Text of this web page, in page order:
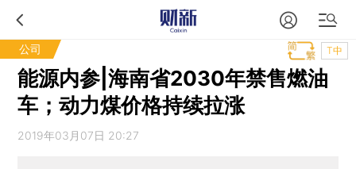
公司 T中
能源内参|海南省2030年禁售燃油
车；动力煤价格持续拉涨
2019年03月07日 20:27